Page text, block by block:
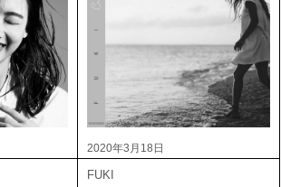
2020年3月18日
FUKI